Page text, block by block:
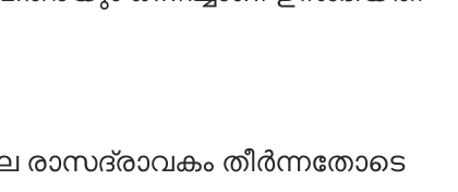
തീർന്നതോടെ